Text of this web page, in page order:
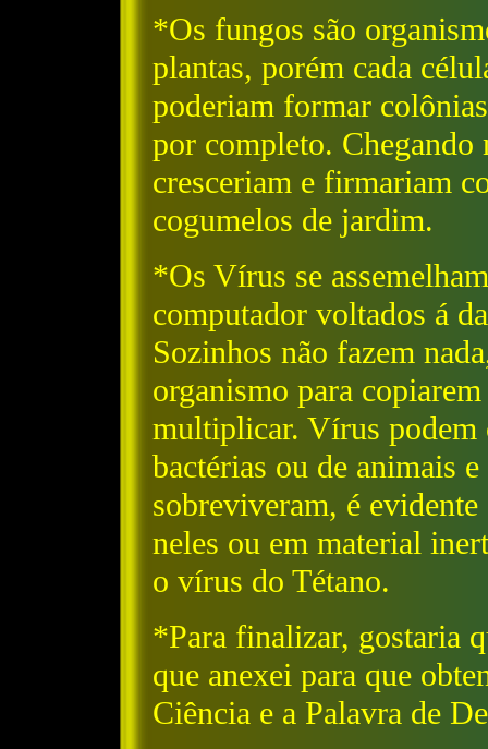
*Os fungos são
plantas, porém cada
poderiam formar
por completo.
cresceriam e firmariam
cogumelos de jardim.
*Os Vírus se
computador voltados á
Sozinhos não fazem
organismo para
multiplicar. Vírus
bactérias ou de animais
sobreviveram, é
neles ou em material
o vírus do Tétano.
*Para finalizar, gostaria
que anexei para que
Ciência e a Palavra de